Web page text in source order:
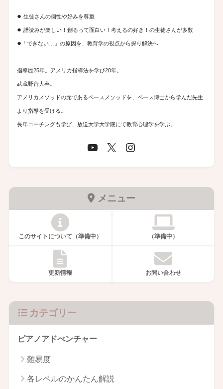
● 生徒さんの個性や好みを尊重
● 譜読みが楽しい！創るって面白い！考えるの好き！の生徒さんが多数
● 「できない…」の原因を、教育学の視点から探り解決へ
指導歴25年。アメリカ指導法を学び20年。
武蔵野音大卒。
アメリカメソッドの元であるペースメソッドを、ペース博士から学んだ先生
より指導を受ける。
長年コーチングも学び、放送大学大学院にて教育心理学を学ぶ。
メニュー
このサイトについて（準備中） （準備中）
更新情報 お問い合わせ
カテゴリー
ピアノアドべンチャー
難易度
各レベルのかんたん解説